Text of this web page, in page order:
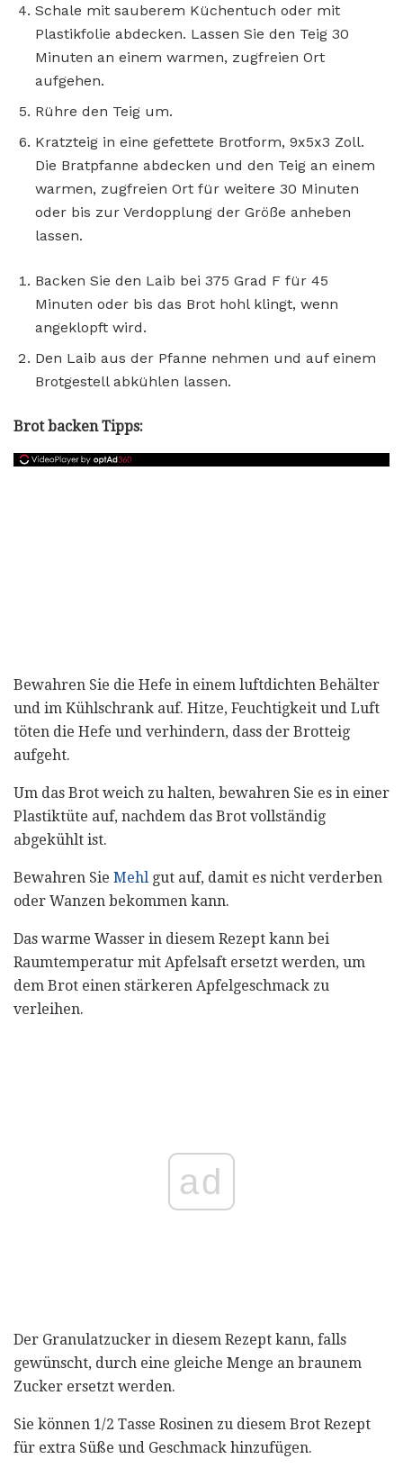
Schale mit sauberem Küchentuch oder mit
Plastikfolie abdecken. Lassen Sie den Teig 30
Minuten an einem warmen, zugfreien Ort
aufgehen.
Rühre den Teig um.
Kratzteig in eine gefettete Brotform, 9x5x3 Zoll.
Die Bratpfanne abdecken und den Teig an einem
warmen, zugfreien Ort für weitere 30 Minuten
oder bis zur Verdopplung der Größe anheben
lassen.
Backen Sie den Laib bei 375 Grad F für 45
Minuten oder bis das Brot hohl klingt, wenn
angeklopft wird.
Den Laib aus der Pfanne nehmen und auf einem
Brotgestell abkühlen lassen.
Brot backen Tipps:
Bewahren Sie die Hefe in einem luftdichten Behälter
und im Kühlschrank auf. Hitze, Feuchtigkeit und Luft
töten die Hefe und verhindern, dass der Brotteig
aufgeht.
Um das Brot weich zu halten, bewahren Sie es in einer
Plastiktüte auf, nachdem das Brot vollständig
abgekühlt ist.
Bewahren Sie Mehl gut auf, damit es nicht verderben
oder Wanzen bekommen kann.
Das warme Wasser in diesem Rezept kann bei
Raumtemperatur mit Apfelsaft ersetzt werden, um
dem Brot einen stärkeren Apfelgeschmack zu
verleihen.
ad
Der Granulatzucker in diesem Rezept kann, falls
gewünscht, durch eine gleiche Menge an braunem
Zucker ersetzt werden.
Sie können 1/2 Tasse Rosinen zu diesem Brot Rezept
für extra Süße und Geschmack hinzufügen.